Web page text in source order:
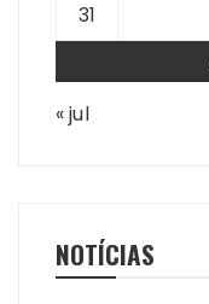
31
« jul
NOTÍCIAS